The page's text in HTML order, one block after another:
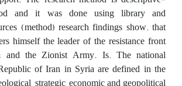
and it was done using library and
(method) research findings show. that
himself the leader of the resistance front
and the Zionist Army. Is. The national
of Iran in Syria are defined in the